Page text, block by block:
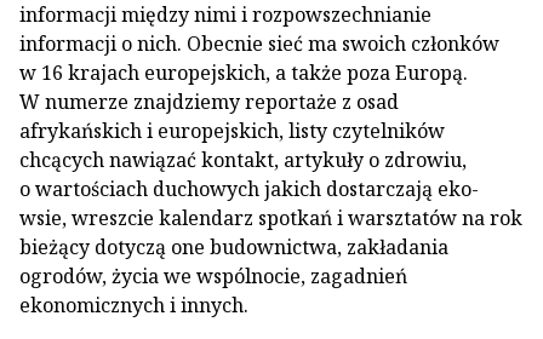
informacji między nimi i rozpowszechnianie
informacji o nich. Obecnie sieć ma swoich członków
w 16 krajach europejskich, a także poza Europą.
W numerze znajdziemy reportaże z osad
afrykańskich i europejskich, listy czytelników
chcących nawiązać kontakt, artykuły o zdrowiu,
o wartościach duchowych jakich dostarczają eko-
wsie, wreszcie kalendarz spotkań i warsztatów na rok
bieżący dotyczą one budownictwa, zakładania
ogrodów, życia we wspólnocie, zagadnień
ekonomicznych i innych.